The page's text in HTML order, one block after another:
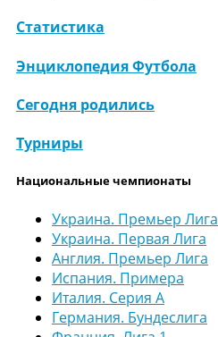
Статистика
Энциклопедия Футбола
Сегодня родились
Турниры
Национальные чемпионаты
Украина. Премьер Лига
Украина. Первая Лига
Англия. Премьер Лига
Испания. Примера
Италия. Серия А
Германия. Бундеслига